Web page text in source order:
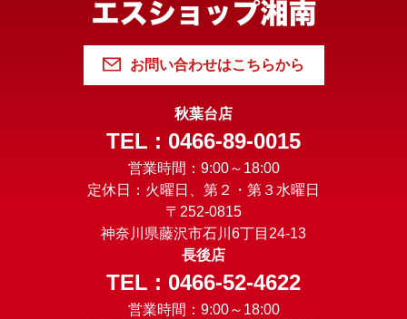
お問い合わせはこちらから
秋葉台店
TEL : 0466-89-0015
営業時間：9:00～18:00
定休日：火曜日、第２・第３水曜日
〒252-0815
神奈川県藤沢市石川6丁目24-13
長後店
TEL : 0466-52-4622
営業時間：9:00～18:00